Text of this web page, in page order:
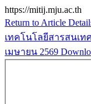
https://mitij.mju.ac.th
Return to Article
เทคโนโลยีสารสนเ
เมษายน 2569